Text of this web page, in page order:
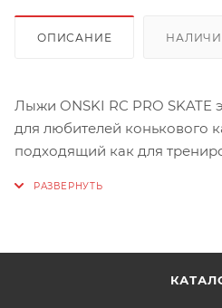
ОПИСАНИЕ
Лыжи ONSKI RC PRO
для любителей конькового
подходящий как для
что обеспечивает